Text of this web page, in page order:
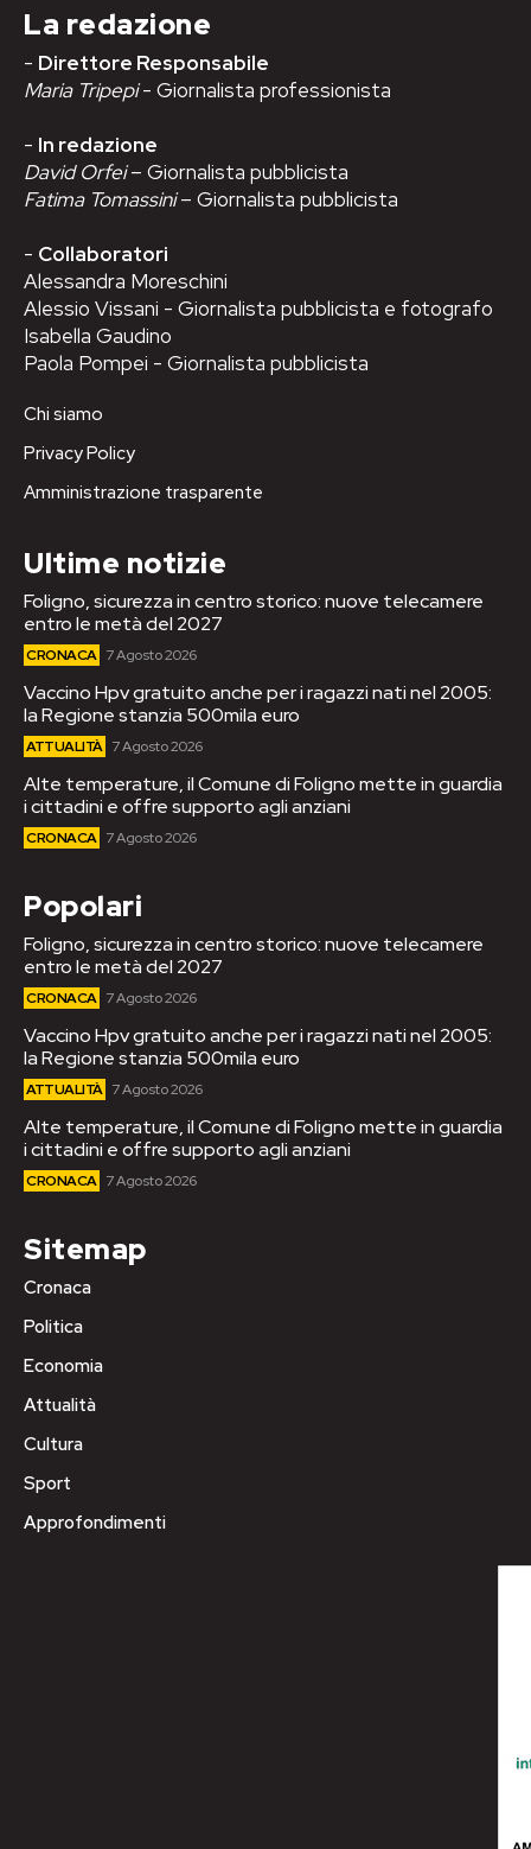
La redazione
- Direttore Responsabile
Maria Tripepi- Giornalista professionista
- In redazione
David Orfei– Giornalista pubblicista
Fatima Tomassini– Giornalista pubblicista
- Collaboratori
Alessandra Moreschini
Alessio Vissani - Giornalista pubblicista e fotografo
Isabella Gaudino
Paola Pompei - Giornalista pubblicista
Chi siamo
Privacy Policy
Amministrazione trasparente
Ultime notizie
Foligno, sicurezza in centro storico: nuove telecamere
entro le metà del 2027
CRONACA 7 Agosto 2026
Vaccino Hpv gratuito anche per i ragazzi nati nel 2005:
la Regione stanzia 500mila euro
ATTUALITÀ 7 Agosto 2026
Alte temperature, il Comune di Foligno mette in guardia
i cittadini e offre supporto agli anziani
CRONACA 7 Agosto 2026
Popolari
Foligno, sicurezza in centro storico: nuove telecamere
entro le metà del 2027
CRONACA 7 Agosto 2026
Vaccino Hpv gratuito anche per i ragazzi nati nel 2005:
la Regione stanzia 500mila euro
ATTUALITÀ 7 Agosto 2026
Alte temperature, il Comune di Foligno mette in guardia
i cittadini e offre supporto agli anziani
CRONACA 7 Agosto 2026
Sitemap
Cronaca
Politica
Economia
Attualità
Cultura
Sport
Approfondimenti